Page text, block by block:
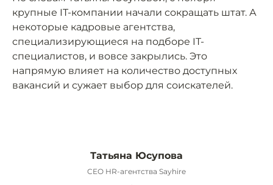
крупные IT-компании начали сокращать штат. А
некоторые кадровые агентства,
специализирующиеся на подборе IT-
специалистов, и вовсе закрылись. Это
напрямую влияет на количество доступных
вакансий и сужает выбор для соискателей.
Татьяна Юсупова
CEO HR-агентства Sayhire